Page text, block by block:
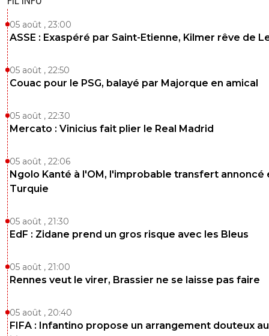
05 août , 23:00
ASSE : Exaspéré par Saint-Etienne, Kilmer rêve de
05 août , 22:50
Couac pour le PSG, balayé par Majorque en amical
05 août , 22:30
Mercato : Vinicius fait plier le Real Madrid
05 août , 22:06
Ngolo Kanté à l'OM, l'improbable transfert annoncé
Turquie
05 août , 21:30
EdF : Zidane prend un gros risque avec les Bleus
05 août , 21:00
Rennes veut le virer, Brassier ne se laisse pas faire
05 août , 20:40
FIFA : Infantino propose un arrangement douteux au